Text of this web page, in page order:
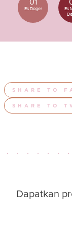
01
Es Doger
Es
SHARE TO
SHARE TO
Dapatkan